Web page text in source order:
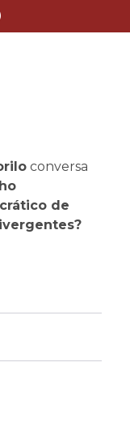
conversa
de